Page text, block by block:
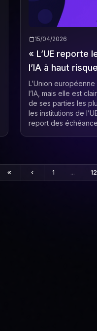
15/04/2026
« L’UE reporte
l’IA à haut
L’Union
l’IA, mais elle est
de ses parties les
les institutions de
report des
1 ... 12